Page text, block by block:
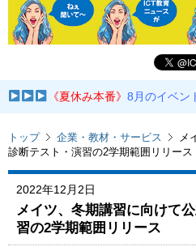
《夏休み本番》8月のイベン
トップ 企業・教材・サービス
メ
診断テスト・演習の2学期範囲リリース
2022年12月2日
メイツ、冬期講習に向けて
習の2学期範囲リリース